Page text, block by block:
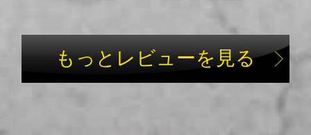
もっとレビューを見る